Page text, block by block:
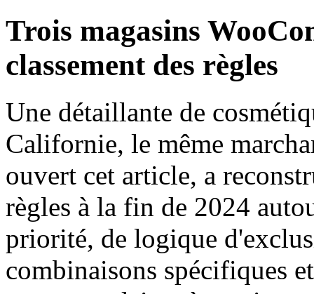
Trois magasins
classement des règles
Une détaillante de
Californie, le même
ouvert cet article, a
règles à la fin de 2024
priorité, de logique
combinaisons spécifiques